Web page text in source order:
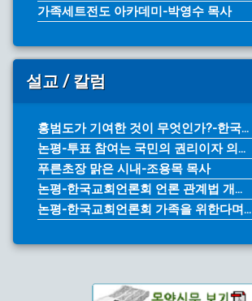
가족세트전도 아카데미-박영수 목사
설교 / 칼럼
홍범도가 기여한 것이 무엇인가?-한국...
논평-투표 참여는 국민의 권리이자 의...
푸른초장 맑은 시내-조용목 목사
논평-한국교회언론회 언론 관계법 개...
논평-한국교회언론회 가족을 위한다며...